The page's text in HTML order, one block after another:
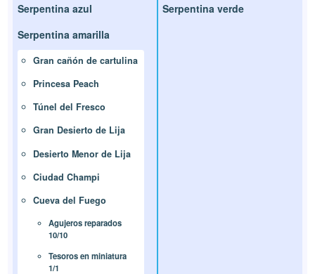
Serpentina azul
Serpentina amarilla
Gran cañón de cartulina
Princesa Peach
Túnel del Fresco
Gran Desierto de Lija
Desierto Menor de Lija
Ciudad Champi
Cueva del Fuego
Agujeros reparados
10/10
Tesoros en miniatura
1/1
Serpentina verde